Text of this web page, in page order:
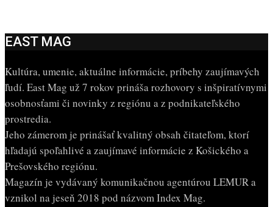
EAST MAG
Kultúra, umenie, aktuálne informácie, príbehy zaujímavých
ľudí. East Mag už 7 rokov prináša rozhovory s inšpiratívnymi
osobnosťami či novinky z regiónu a z podnikateľského
prostredia.
Jeho zámerom je prinášať kvalitný obsah čitateľom, ktorí
hľadajú spoľahlivé a zaujímavé informácie z Košického a
Prešovského regiónu.
Magazín je vydávaný komunikačnou agentúrou LEMUR a
vznikol na jeseň 2018 pod názvom Index Mag.